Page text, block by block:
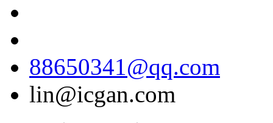
88650341@qq.com
lin@icgan.com